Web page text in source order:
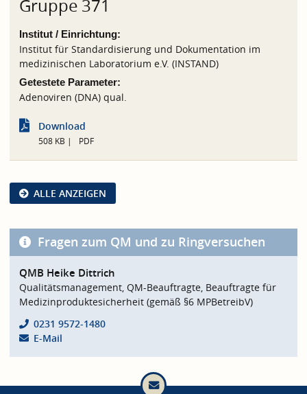
Gruppe 371
Institut / Einrichtung:
Institut für Standardisierung und Dokumentation im
medizinischen Laboratorium e.V. (INSTAND)
Getestete Parameter:
Adenoviren (DNA) qual.
Download
508 KB PDF
ALLE ANZEIGEN
Fragen zum QM und zu Ringversuchen
QMB Heike Dittrich
Qualitätsmanagement, QM-Beauftragte, Beauftragte für
Medizinproduktesicherheit (gemäß §6 MPBetreibV)
0231 9572-1480
E-Mail